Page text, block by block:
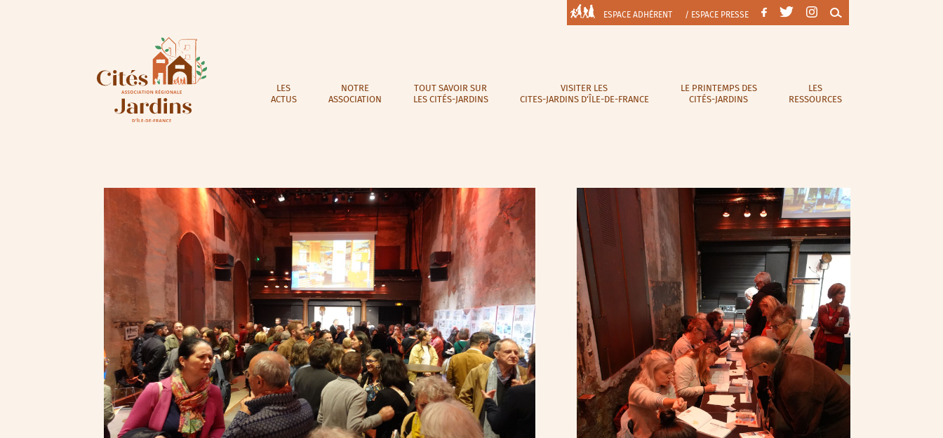
ESPACE ADHÉRENT / ESPACE PRESSE
LES
ACTUS
NOTRE
ASSOCIATION
TOUT SAVOIR SUR
LES CITÉS-JARDINS
VISITER LES
CITES-JARDINS D’ÎLE-DE-FRANCE
LE PRINTEMPS DES
CITÉS-JARDINS
LES
RESSOURCES